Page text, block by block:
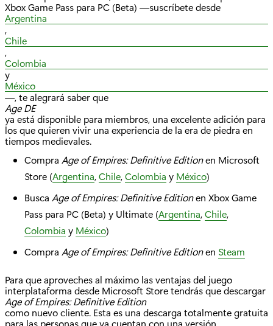
Xbox Game Pass para PC (Beta) —suscríbete desde
Argentina
,
Chile
,
Colombia
y
México
—, te alegrará saber que
Age DE
ya está disponible para miembros, una excelente adición para
los que quieren vivir una experiencia de la era de piedra en
tiempos medievales.
Compra Age of Empires: Definitive Editionen Microsoft
Store (Argentina,Chile,Colombia y México)
Busca Age of Empires: Definitive Editionen Xbox Game
Pass para PC (Beta) y Ultimate (Argentina,Chile,
Colombia y México)
Compra Age of Empires: Definitive Editionen Steam
Para que aproveches al máximo las ventajas del juego
interplataforma desde Microsoft Store tendrás que descargar
Age of Empires: Definitive Edition
como nuevo cliente. Esta es una descarga totalmente gratuita
para las personas que ya cuentan con una versión